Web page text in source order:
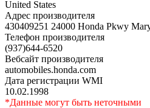
United States
Адрес производителя
430409251 24000 Honda Pkwy
Телефон производителя
(937)644-6520
Вебсайт производителя
automobiles.honda.com
Дата регистрации WMI
10.02.1998
*Данные могут быть неточными